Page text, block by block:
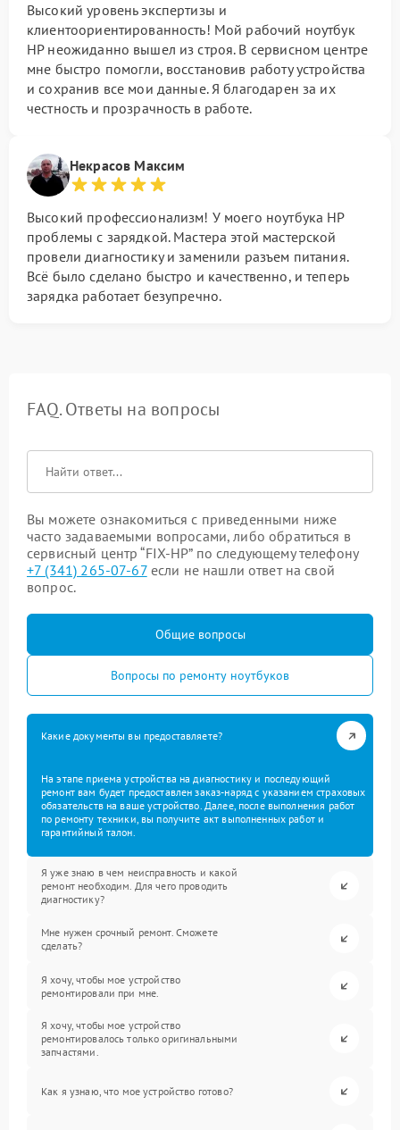
Высокий уровень экспертизы и
клиентоориентированность! Мой рабочий ноутбук
HP неожиданно вышел из строя. В сервисном центре
мне быстро помогли, восстановив работу устройства
и сохранив все мои данные. Я благодарен за их
честность и прозрачность в работе.
Некрасов Максим
Высокий профессионализм! У моего ноутбука HP
проблемы с зарядкой. Мастера этой мастерской
провели диагностику и заменили разъем питания.
Всё было сделано быстро и качественно, и теперь
зарядка работает безупречно.
FAQ. Ответы на вопросы
Вы можете ознакомиться с приведенными ниже
часто задаваемыми вопросами, либо обратиться в
сервисный центр “FIX-HP” по следующему телефону
+7 (341) 265-07-67если не нашли ответ на свой
вопрос.
Общие вопросы
Вопросы по ремонту ноутбуков
Какие документы вы предоставляете?
На этапе приема устройства на диагностику и последующий
ремонт вам будет предоставлен заказ-наряд с указанием страховых
обязательств на ваше устройство. Далее, после выполнения работ
по ремонту техники, вы получите акт выполненных работ и
гарантийный талон.
Я уже знаю в чем неисправность и какой
ремонт необходим. Для чего проводить
диагностику?
Мне нужен срочный ремонт. Сможете
сделать?
Я хочу, чтобы мое устройство
ремонтировали при мне.
Я хочу, чтобы мое устройство
ремонтировалось только оригинальными
запчастями.
Как я узнаю, что мое устройство готово?